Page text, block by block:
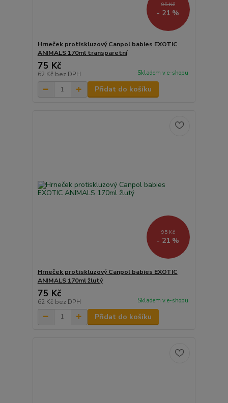
95 Kč
- 21 %
Hrneček protiskluzový Canpol babies EXOTIC
ANIMALS 170ml transparetní
75 Kč
62 Kč bez DPH Skladem v e-shopu
Přidat do košíku
95 Kč
- 21 %
Hrneček protiskluzový Canpol babies EXOTIC
ANIMALS 170ml žlutý
75 Kč
62 Kč bez DPH Skladem v e-shopu
Přidat do košíku